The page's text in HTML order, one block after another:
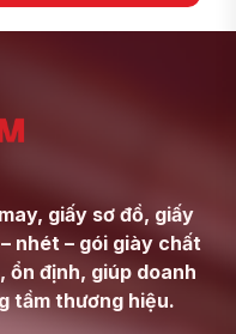
giấy sơ đồ, giấy
nhét – gói giày chất
ổn định, giúp doanh
tầm thương hiệu.